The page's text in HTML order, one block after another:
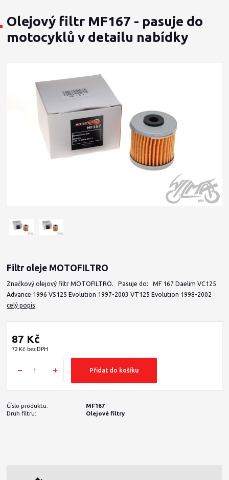
Olejový filtr MF167 - pasuje do
motocyklů v detailu nabídky
Filtr oleje MOTOFILTRO
Značkový olejový filtr MOTOFILTRO. Pasuje do: MF 167 Daelim VC125
Advance 1996 VS125 Evolution 1997-2003 VT125 Evolution 1998-2002
celý popis
87 Kč
72 Kč bez DPH
Přidat do košíku
Číslo produktu:
MF167
Druh filtru:
Olejové filtry